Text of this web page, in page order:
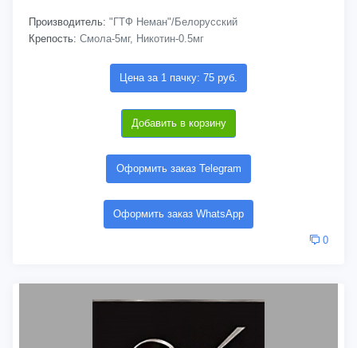
Производитель: "ГТФ Неман"/Белорусский
Крепость: Смола-5мг, Никотин-0.5мг
Цена за 1 пачку: 75 руб.
Добавить в корзину
Оформить заказ Telegram
Оформить заказ WhatsApp
0